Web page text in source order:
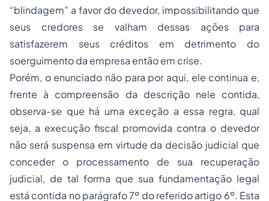
“blindagem” a favor do devedor, impossibilitando que
seus credores se valham dessas ações para
satisfazerem seus créditos em detrimento do
soerguimento da empresa então em crise.
Porém, o enunciado não para por aqui, ele continua e,
frente à compreensão da descrição nele contida,
observa-se que há uma exceção a essa regra, qual
seja, a execução fiscal promovida contra o devedor
não será suspensa em virtude da decisão judicial que
conceder o processamento de sua recuperação
judicial, de tal forma que sua fundamentação legal
está contida no parágrafo 7º do referido artigo 6º. Esta